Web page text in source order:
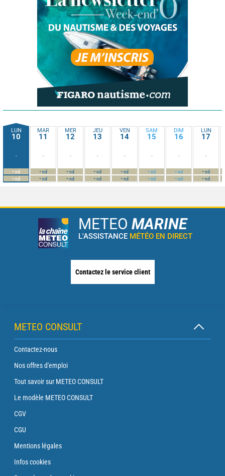
LUN
10
-
-nd
-nd
MAR
11
-
-nd
-nd
MER
12
-
-nd
-nd
JEU
13
-
-nd
-nd
VEN
14
-
-nd
-nd
SAM
15
-
-nd
-nd
DIM
16
-
-nd
-nd
LUN
17
-
-nd
-nd
METEO MARINE
L'ASSISTANCE MÉTÉO EN DIRECT
Contactez le service client
METEO CONSULT
Contactez-nous
Nos offres d'emploi
Tout savoir sur METEO CONSULT
Le modèle METEO CONSULT
CGV
CGU
Mentions légales
Infos cookies